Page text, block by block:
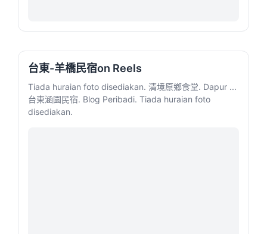
台東-羊橋民宿on Reels
Tiada huraian foto disediakan. 清境原鄉食堂. Dapur ...
台東涵園民宿. Blog Peribadi. Tiada huraian foto
disediakan.